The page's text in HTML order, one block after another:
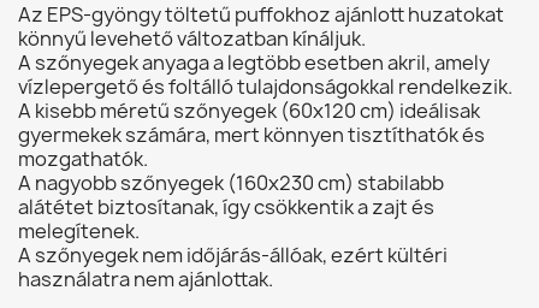
Az EPS-gyöngy töltetű puffokhoz ajánlott huzatokat
könnyű levehető változatban kínáljuk.
A szőnyegek anyaga a legtöbb esetben akril, amely
vízlepergető és foltálló tulajdonságokkal rendelkezik.
A kisebb méretű szőnyegek (60x120 cm) ideálisak
gyermekek számára, mert könnyen tisztíthatók és
mozgathatók.
A nagyobb szőnyegek (160x230 cm) stabilabb
alátétet biztosítanak, így csökkentik a zajt és
melegítenek.
A szőnyegek nem időjárás-állóak, ezért kültéri
használatra nem ajánlottak.